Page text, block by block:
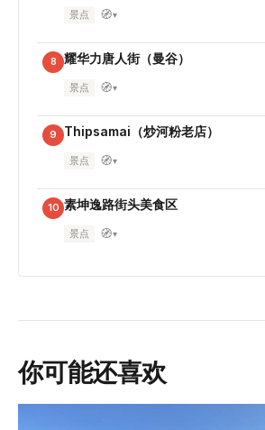
景点 🧭▾
8 耀华力唐人街（曼谷）
景点 🧭▾
9 Thipsamai（炒河粉老店）
景点 🧭▾
10 素坤逸路街头美食区
景点 🧭▾
你可能还喜欢